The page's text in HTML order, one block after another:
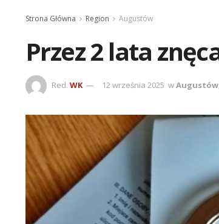
Strona Główna Region Augustów
Przez 2 lata
Red. WK 12 września 2025 wAugustów